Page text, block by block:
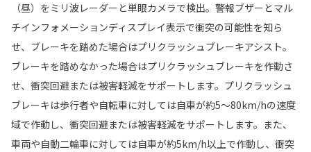
（昼）をミリ波レーダーと単眼カメラで検出。警報ブザーとマル
チインフォメーションディスプレイ表示で衝突の可能性を知ら
せ、ブレーキを踏めた場合はプリクラッシュブレーキアシスト。
ブレーキを踏めなかった場合はプリクラッシュブレーキを作動さ
せ、衝突回避または被害軽減をサポートします。プリクラッシュ
ブレーキは歩行者や自転車に対しては自車が約5〜80km/hの速度
域で作動し、衝突回避または被害軽減をサポートします。また、
車両や自動二輪車に対しては自車が約5km/h以上で作動し、衝突